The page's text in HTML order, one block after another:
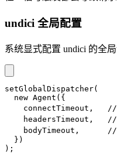
undici 全局配置
系统显式配置 undici 的全局
setGlobalDispatcher(
new Agent ( {
    connectTimeout
,
//
    headersTimeout
,
//
    bodyTimeout
,
//
} )
) ;